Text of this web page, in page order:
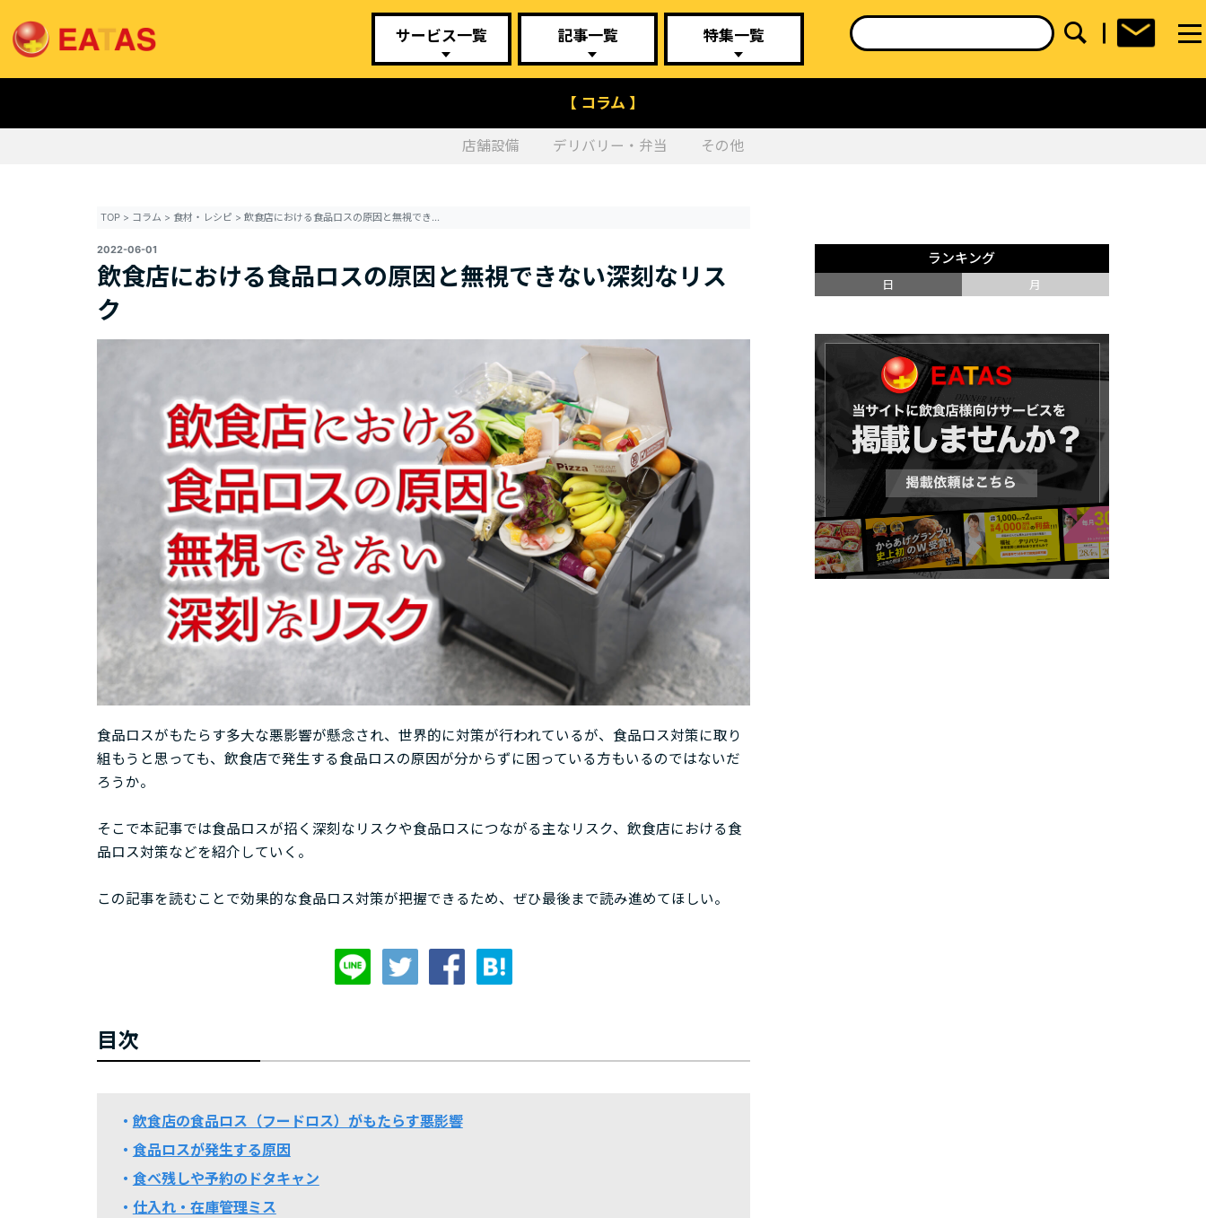
サービス一覧 記事一覧 特集一覧
【 コラム 】
店舗設備 デリバリー・弁当 その他
TOP> コラム > 食材・レシピ > 飲食店における食品ロスの原因と無視できない深刻なリスク
2022-06-01
飲食店における食品ロスの原因と無視できない深刻なリス
ク
食品ロスがもたらす多大な悪影響が懸念され、世界的に対策が行われているが、食品ロス対策に取り
組もうと思っても、飲食店で発生する食品ロスの原因が分からずに困っている方もいるのではないだ
ろうか。
そこで本記事では食品ロスが招く深刻なリスクや食品ロスにつながる主なリスク、飲食店における食
品ロス対策などを紹介していく。
この記事を読むことで効果的な食品ロス対策が把握できるため、ぜひ最後まで読み進めてほしい。
目次
飲食店の食品ロス（フードロス）がもたらす悪影響
食品ロスが発生する原因
食べ残しや予約のドタキャン
仕入れ・在庫管理ミス
ランキング
日 月